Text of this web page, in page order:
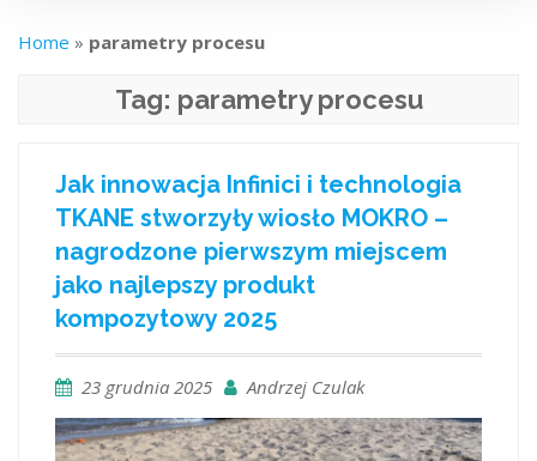
Home » parametry procesu
Tag: parametry procesu
Jak innowacja Infinici i technologia
TKANE stworzyły wiosło MOKRO –
nagrodzone pierwszym miejscem
jako najlepszy produkt
kompozytowy 2025
23 grudnia 2025 Andrzej Czulak